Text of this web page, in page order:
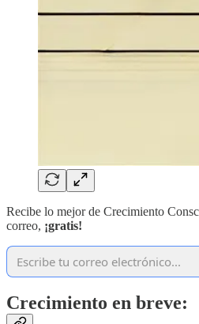
Recibe lo mejor de Crecimiento
correo, ¡gratis!
Crecimiento en breve: